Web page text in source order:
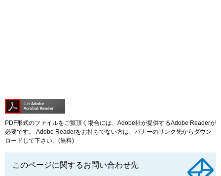
PDF形式のファイルをご覧頂く場合には、Adobe社が提供するAdobe Readerが
必要です。
Adobe Readerをお持ちでない方は、バナーのリンク先からダウン
ロードして下さい。(無料)
このページに関するお問い合わせ先